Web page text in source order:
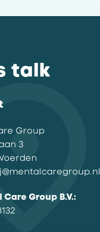
talk
Group
3
Care Group B.V.: